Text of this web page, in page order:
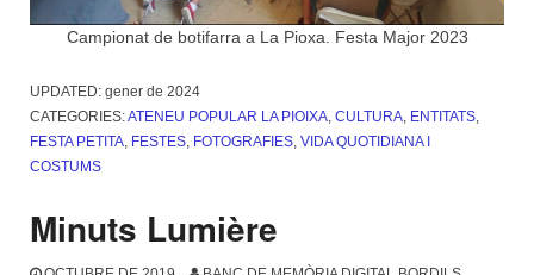
Campionat de botifarra a La Pioxa. Festa Major 2023
UPDATED: gener de 2024
CATEGORIES:ATENEU POPULAR LA PIOIXA, CULTURA, ENTITATS,
FESTA PETITA, FESTES, FOTOGRAFIES, VIDA QUOTIDIANA I
COSTUMS
Minuts Lumière